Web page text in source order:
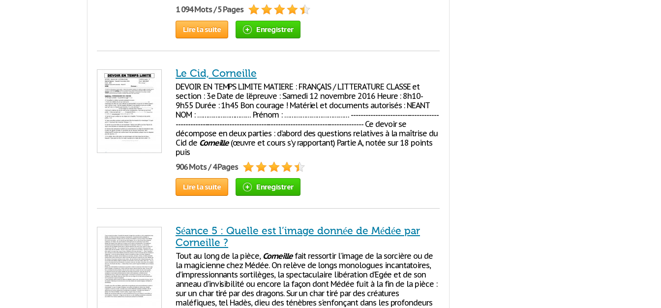
1 094 Mots / 5 Pages
Lire la suite Enregistrer
Le Cid, Corneille
DEVOIR EN TEMPS LIMITE MATIERE : FRANÇAIS / LITTERATURE CLASSE et
section : 3e Date de l’épreuve : Samedi 12 novembre 2016 Heure : 8h10-
9h55 Durée : 1h45 Bon courage ! Matériel et documents autorisés : NEANT
NOM : ………………………… Prénom : ……………………………… ------------------------------------
----------------------------------------------------------------------------- Ce devoir se
décompose en deux parties : d’abord des questions relatives à la maîtrise du
Cid de Corneille(œuvre et cours s’y rapportant) Partie A, notée sur 18 points
puis
906 Mots / 4 Pages
Lire la suite Enregistrer
Séance 5 : Quelle est l’image donnée de Médée par
Corneille ?
Tout au long de la pièce, Corneillefait ressortir l’image de la sorcière ou de
la magicienne chez Médée. On relève de longs monologues incantatoires,
d’impressionnants sortilèges, la spectaculaire libération d’Egée et de son
anneau d’invisibilité ou encore la façon dont Médée fuit à la fin de la pièce :
sur un char tiré par des dragons. Sur un char tiré par des créatures
maléfiques, tel Hadès, dieu des ténèbres s'enfonçant dans les profondeurs